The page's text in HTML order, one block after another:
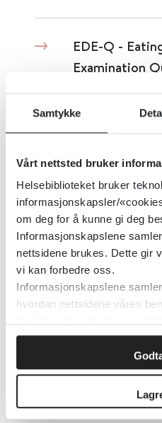
Samtykke
Vårt nettsted bruker
Helsebiblioteket bruker
informasjonskapsler/
om deg for å kunne gi deg
Informasjonskapslene
nettsidene brukes. Dette gir
vi kan forbedre oss.
Informasjonskapslene
hvordan nettsidene våres
EDE-Q -
Examination
EDE-QS -
Examination
Short
Oslo nye
Detaljer
EDFLIX - The
Questionnaire